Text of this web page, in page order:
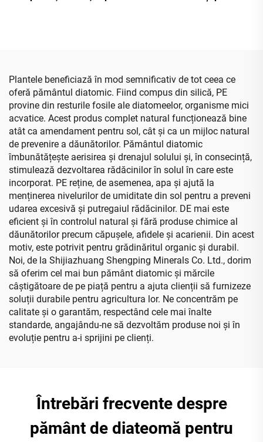
Plantele beneficiază în mod semnificativ de tot ceea ce
oferă pământul diatomic. Fiind compus din silică, PE
provine din resturile fosile ale diatomeelor, organisme mici
acvatice. Acest produs complet natural funcționează bine
atât ca amendament pentru sol, cât și ca un mijloc natural
de prevenire a dăunătorilor. Pământul diatomic
îmbunătățește aerisirea și drenajul solului și, în consecință,
stimulează dezvoltarea rădăcinilor în solul în care este
incorporat. PE reține, de asemenea, apa și ajută la
menținerea nivelurilor de umiditate din sol pentru a preveni
udarea excesivă și putregaiul rădăcinilor. DE mai este
eficient și în controlul natural și fără produse chimice al
dăunătorilor precum căpușele, afidele și acarienii. Din acest
motiv, este potrivit pentru grădinăritul organic și durabil.
Noi, de la Shijiazhuang Shengping Minerals Co. Ltd., dorim
să oferim cel mai bun pământ diatomic și mărcile
câștigătoare de pe piață pentru a ajuta clienții să furnizeze
soluții durabile pentru agricultura lor. Ne concentrăm pe
calitate și o garantăm, respectând cele mai înalte
standarde, angajându-ne să dezvoltăm produse noi și în
evoluție pentru a-i sprijini pe clienți.
Întrebări frecvente despre
pământ de diateomă pentru